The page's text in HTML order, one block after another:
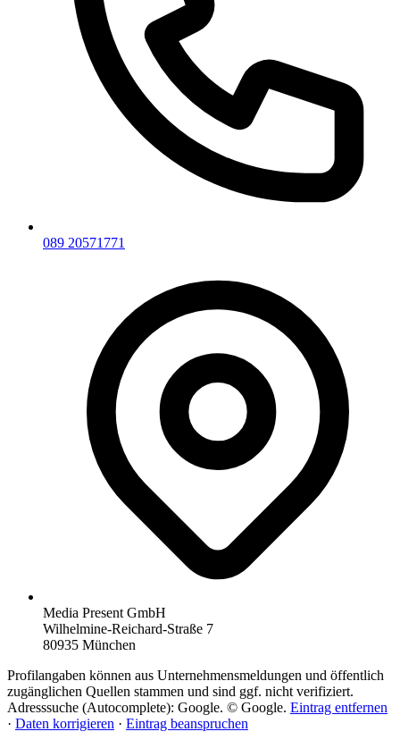
089 20571771
Media Present GmbH
Wilhelmine-Reichard-Straße 7
80935 München
Profilangaben können aus Unternehmensmeldungen und öffentlich
zugänglichen Quellen stammen und sind ggf. nicht verifiziert.
Adresssuche (Autocomplete): Google. © Google. Eintrag entfernen
· Daten korrigieren · Eintrag beanspruchen